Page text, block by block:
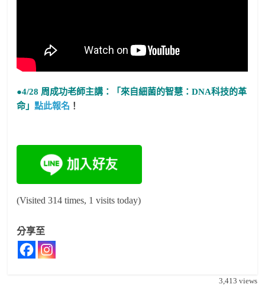
●4/28 周成功老師主講：「來自細菌的智慧：DNA科技的革
命」點此報名 ！
(Visited 314 times, 1 visits today)
分享至
3,413 views